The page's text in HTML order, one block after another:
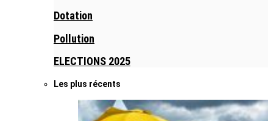
Dotation
Pollution
ELECTIONS 2025
Les plus récents